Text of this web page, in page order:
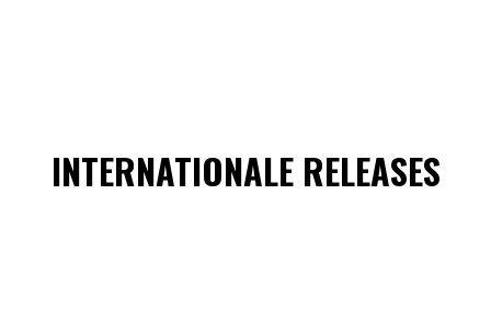
INTERNATIONALE RELEASES